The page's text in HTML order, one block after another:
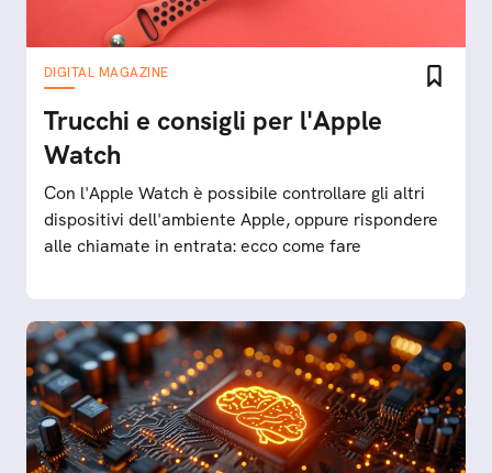
DIGITAL MAGAZINE
Trucchi e consigli per l'Apple
Watch
Con l'Apple Watch è possibile controllare gli altri
dispositivi dell'ambiente Apple, oppure rispondere
alle chiamate in entrata: ecco come fare